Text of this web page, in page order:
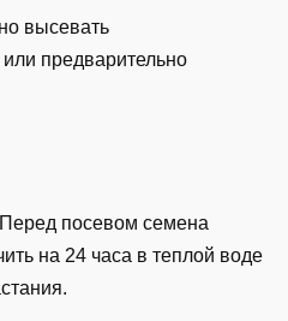
высевать
предварительно
посевом семена
на 24 часа в теплой воде